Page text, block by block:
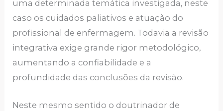
uma determinada temática investigada, neste
caso os cuidados paliativos e atuação do
profissional de enfermagem. Todavia a revisão
integrativa exige grande rigor metodológico,
aumentando a confiabilidade e a
profundidade das conclusões da revisão.
Neste mesmo sentido o doutrinador de